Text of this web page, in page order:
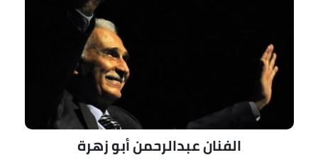
الفنان عبدالرحمن أبو زهرة